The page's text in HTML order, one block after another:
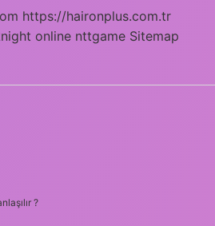
https://haironplus.com.tr
online nttgame Sitemap
?